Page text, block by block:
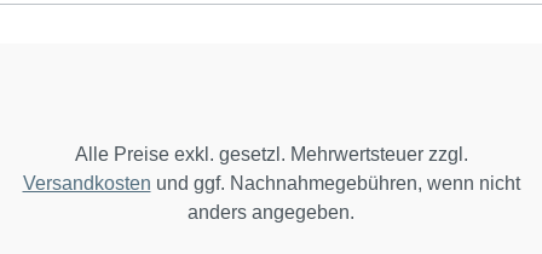
Alle Preise exkl. gesetzl. Mehrwertsteuer zzgl.
Versandkosten und ggf. Nachnahmegebühren, wenn nicht
anders angegeben.